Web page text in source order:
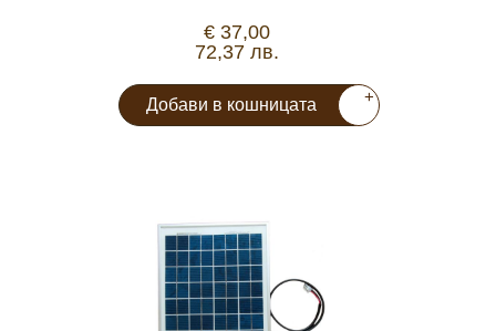
€ 37,00
72,37 лв.
Добави в кошницата +